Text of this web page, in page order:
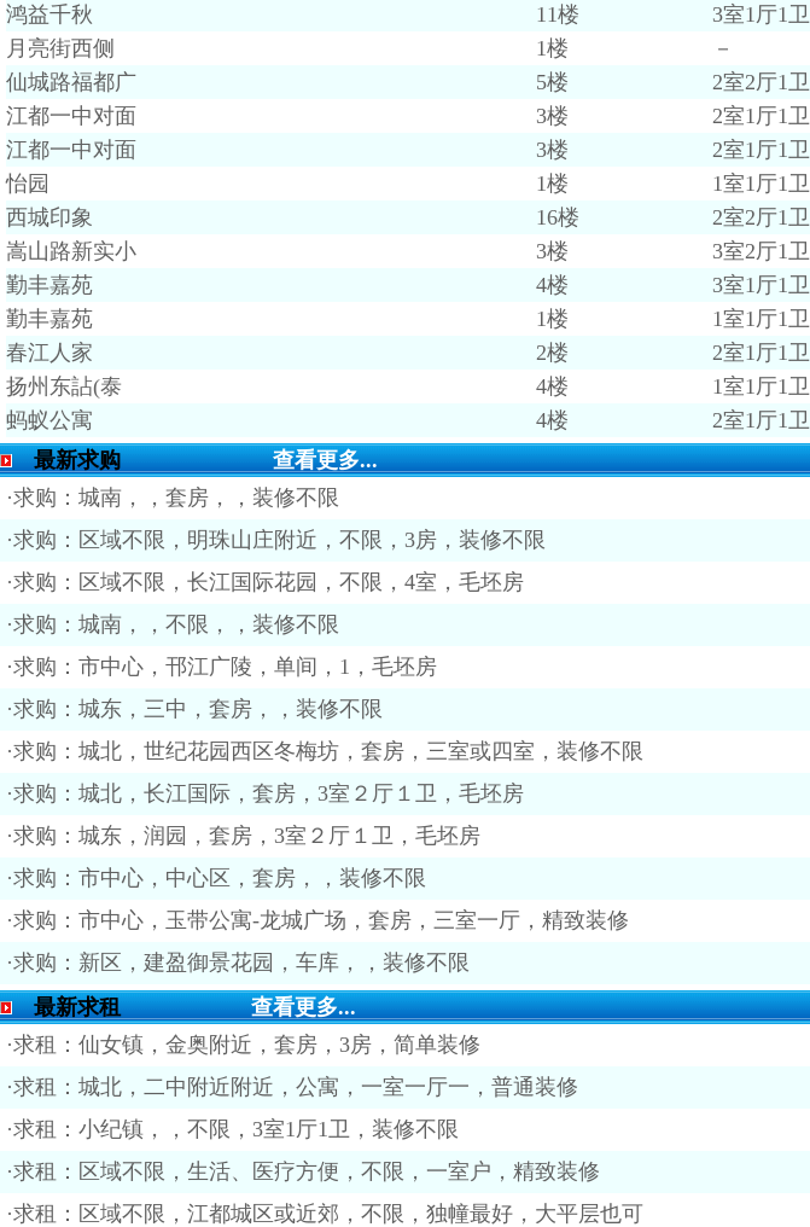
鸿益千秋
11楼 3室1厅1卫
月亮街西侧
1楼 －
仙城路福都广
5楼 2室2厅1卫
江都一中对面
3楼 2室1厅1卫
江都一中对面
3楼 2室1厅1卫
怡园
1楼 1室1厅1卫
西城印象
16楼 2室2厅1卫
嵩山路新实小
3楼 3室2厅1卫
勤丰嘉苑
4楼 3室1厅1卫
勤丰嘉苑
1楼 1室1厅1卫
春江人家
2楼 2室1厅1卫
扬州东詀(泰
4楼 1室1厅1卫
蚂蚁公寓
4楼 2室1厅1卫
最新求购
查看更多...
·求购：城南，，套房，，装修不限
·求购：区域不限，明珠山庄附近，不限，3房，装修不限
·求购：区域不限，长江国际花园，不限，4室，毛坯房
·求购：城南，，不限，，装修不限
·求购：市中心，邗江广陵，单间，1，毛坯房
·求购：城东，三中，套房，，装修不限
·求购：城北，世纪花园西区冬梅坊，套房，三室或四室，装修不限
·求购：城北，长江国际，套房，3室２厅１卫，毛坯房
·求购：城东，润园，套房，3室２厅１卫，毛坯房
·求购：市中心，中心区，套房，，装修不限
·求购：市中心，玉带公寓-龙城广场，套房，三室一厅，精致装修
·求购：新区，建盈御景花园，车库，，装修不限
最新求租
查看更多...
·求租：仙女镇，金奥附近，套房，3房，简单装修
·求租：城北，二中附近附近，公寓，一室一厅一，普通装修
·求租：小纪镇，，不限，3室1厅1卫，装修不限
·求租：区域不限，生活、医疗方便，不限，一室户，精致装修
·求租：区域不限，江都城区或近郊，不限，独幢最好，大平层也可